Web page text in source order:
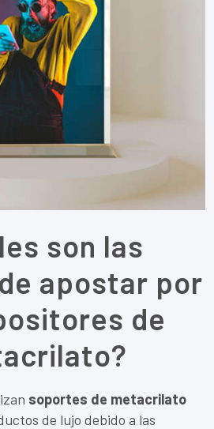
son las
apostar por
de
soportes de metacrilato
de lujo debido a las